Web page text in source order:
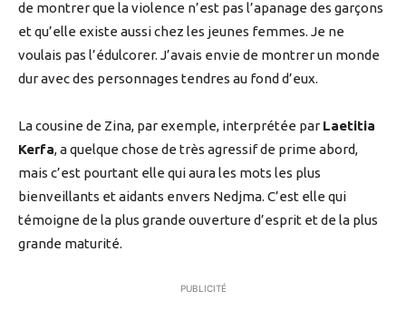
de montrer que la violence n’est pas l’apanage des garçons
et qu’elle existe aussi chez les jeunes femmes. Je ne
voulais pas l’édulcorer. J’avais envie de montrer un monde
dur avec des personnages tendres au fond d’eux.
La cousine de Zina, par exemple, interprétée par Laetitia
Kerfa, a quelque chose de très agressif de prime abord,
mais c’est pourtant elle qui aura les mots les plus
bienveillants et aidants envers Nedjma. C’est elle qui
témoigne de la plus grande ouverture d’esprit et de la plus
grande maturité.
PUBLICITÉ